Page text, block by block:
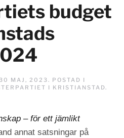
budget
30 MAJ, 2023. POSTAD I
I KRISTIANSTAD.
– för ett jämlikt
annat satsningar på